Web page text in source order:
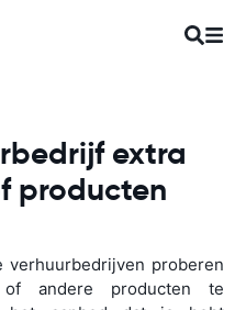
extra
producten
verhuurbedrijven proberen
andere producten te